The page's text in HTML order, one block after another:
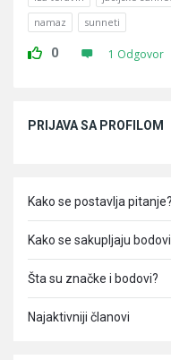
namaz
sunneti
0 1 Odgovor
PRIJAVA SA PROFILOM
Kako se postavlja pitanje?
Kako se sakupljaju
Šta su značke i bodovi?
Najaktivniji članovi